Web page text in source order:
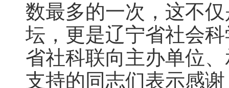
数最多的一次，这不
坛，更是辽宁省社会
省社科联向主办单位
支持的同志们表示感